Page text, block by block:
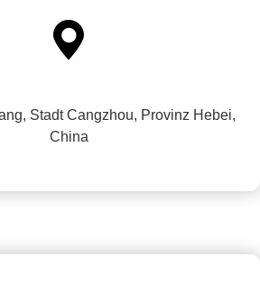

Stadt Cangzhou, Provinz Hebei,
China